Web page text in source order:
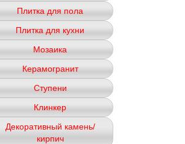
Плитка для пола
Плитка для кухни
Мозаика
Керамогранит
Ступени
Клинкер
Декоративный камень/
кирпич